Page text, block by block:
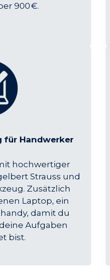
900 €.
für Handwerker
hochwertiger
Strauss und
Zusätzlich
Laptop, ein
damit du
Aufgaben
bist.